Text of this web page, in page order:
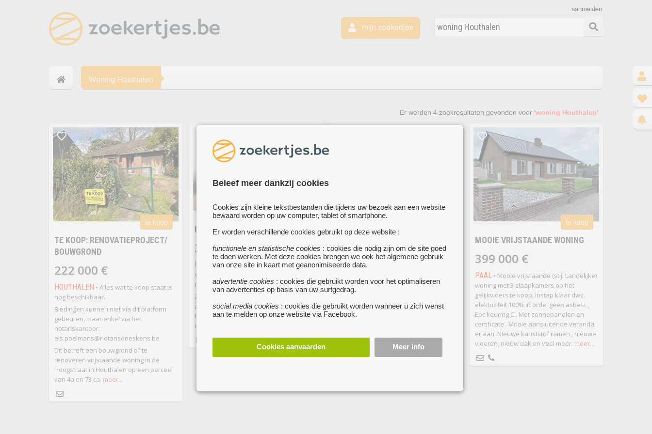
Beleef meer dankzij cookies
Cookies zijn kleine tekstbestanden die tijdens uw bezoek aan een website
bewaard worden op uw computer, tablet of smartphone.
Er worden verschillende cookies gebruikt op deze website :
functionele en statistische cookies : cookies die nodig zijn om de site goed
te doen werken. Met deze cookies brengen we ook het algemene gebruik
van onze site in kaart met geanonimiseerde data.
advertentie cookies : cookies die gebruikt worden voor het optimaliseren
van advertenties op basis van uw surfgedrag.
social media cookies : cookies die gebruikt worden wanneer u zich wenst
aan te melden op onze website via Facebook.
Cookies aanvaarden Meer info
mijn zoekertjes
aanmelden
Woning Houthalen
Er werden 4 zoekresultaten gevonden voor 'woning Houthalen'
te koop
TE KOOP: RENOVATIEPROJECT/
BOUWGROND
222 000 €
HOUTHALEN • Alles wat te koop staat is
nog beschikbaar.
Biedingen kunnen niet via dit platform
gebeuren, maar enkel via het
notariskantoor:
els.poelmans@notarisdrieskens.be
Dit betreft een bouwgrond of te
renoveren vrijstaande woning in de
Hoogstraat in Houthalen op een perceel
van 4a en 73 ca. meer...
te koop
HUIS TE KOOP IN HELCHTEREN
385 000 €
HELCHTEREN• Te koop: vrijstaande
splitlevel woning op 1598m² in een zeer
rustige omgeving naast een bos.
Ze heeft een ruime tuin aan de
achterzijde waar de veranda op uitkijkt.
Er zijn drie slaapkamers, een inpandig en
een losstaande garage.
75000 € DIEPENBEEK• 3 units
compleet grote ijskast en diepvries
vaatwasser kookplaat op gas boretti
dampkap zeer modern,grote living met
pallet kachel,2slaapkamers,badkamer
te koop
MOOIE VRIJSTAANDE WONING
399 000 €
PAAL • Mooie vrijstaande (stijl Landelijke)
woning met 3 slaapkamers op het
gelijkvloers te koop, Instap klaar dwz.
elektriciteit 100% in orde, geen asbest ,
Epc keuring C . Met zonnepanelen en
certificate . Mooie aansluitende veranda
er aan. Nieuwe kunststof ramen , nieuwe
vloeren, nieuw dak en veel meer. meer...